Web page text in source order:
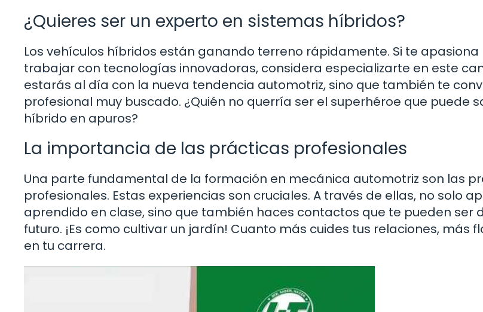
¿Quieres ser un experto en sistemas híbridos?
Los vehículos híbridos están ganando terreno rápidamente. Si te apasiona
trabajar con tecnologías innovadoras, considera especializarte en este
estarás al día con la nueva tendencia automotriz, sino que también te
profesional muy buscado. ¿Quién no querría ser el superhéroe que puede
híbrido en apuros?
La importancia de las prácticas profesionales
Una parte fundamental de la formación en mecánica automotriz son las
profesionales. Estas experiencias son cruciales. A través de ellas, no solo
aprendido en clase, sino que también haces contactos que te pueden ser
futuro. ¡Es como cultivar un jardín! Cuanto más cuides tus relaciones, más
en tu carrera.